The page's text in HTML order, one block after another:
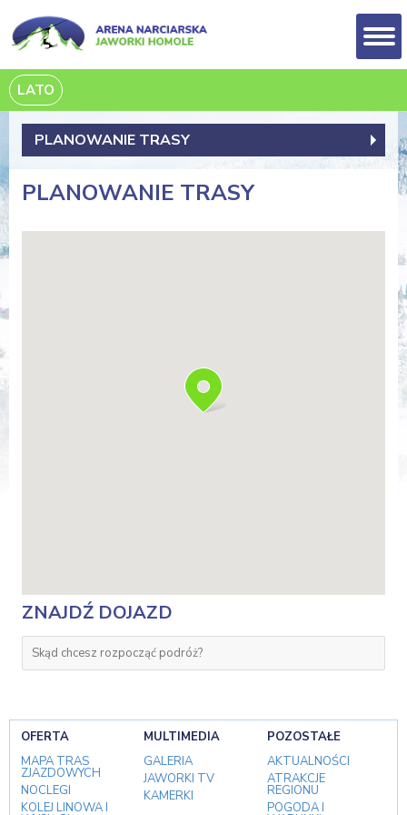
LATO
PLANOWANIE TRASY
PLANOWANIE TRASY
ZNAJDŹ DOJAZD
OFERTA
MAPA TRAS
ZJAZDOWYCH
NOCLEGI
KOLEJ LINOWA I
MULTIMEDIA
GALERIA
JAWORKI TV
KAMERKI
POZOSTAŁE
AKTUALNOŚCI
ATRAKCJE
REGIONU
POGODA I